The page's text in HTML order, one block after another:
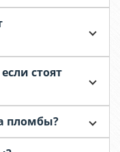
стоят
пломбы?